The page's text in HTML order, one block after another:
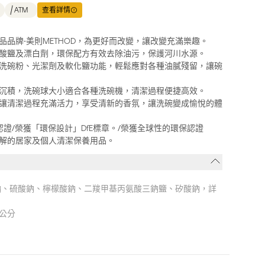
ATM 查看詳情
品牌-美則METHOD，為更好而改變，讓改變充滿樂趣。
鹽及漂白劑，環保配方有效去除油污，保護河川水源。
碗粉、光潔劑及軟化鹽功能，輕鬆應對各種油膩殘留，讓碗
積，洗碗球大小適合各種洗碗機，清潔過程便捷高效。
清潔過程充滿活力，享受清新的香氛，讓洗碗變成愉悅的體
證/榮獲「環保設計」DfE標章。/榮獲全球性的環保認證
的居家及個人清潔保養用品。
硫酸鈉、檸檬酸鈉、二羧甲基丙氨酸三鈉鹽、矽酸鈉，詳
分